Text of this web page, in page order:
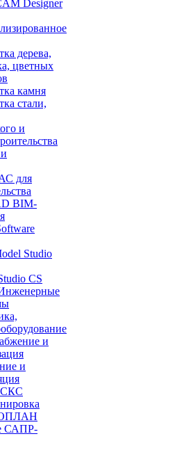
Designer
дерева,
цветных
камня
стали,
и
для
BIM-
Studio
CS
и
и
САПР-